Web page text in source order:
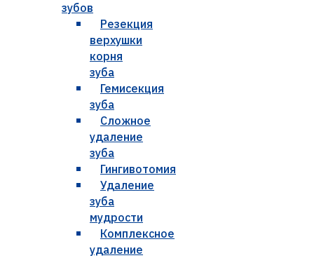
зубов
Резекция
верхушки
корня
зуба
Гемисекция
зуба
Сложное
удаление
зуба
Гингивотомия
Удаление
зуба
мудрости
Комплексное
удаление